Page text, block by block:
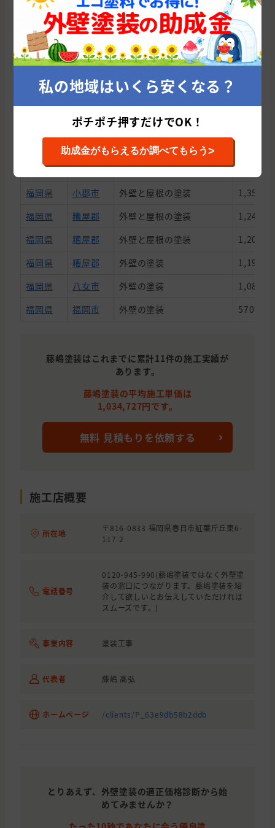
藤嶋塗装は累計11件の施工実績があり、平均施工金額は
1,034,727円です。
都道府県 市区町村 施工内容
契約金額
福岡県
太宰府市 外壁と屋根の塗装
福岡市 外壁の塗装
糟屋郡 外壁の塗装
福岡県
春日市 外壁と屋根の塗装
福岡県
小郡市 外壁と屋根の塗装
福岡県
糟屋郡 外壁と屋根の塗装
福岡県
糟屋郡 外壁と屋根の塗装
福岡県
糟屋郡 外壁の塗装
福岡県
八女市 外壁の塗装
福岡県
福岡市 外壁の塗装 570,000
藤嶋塗装はこれまでに累計11件の施工実績が
あります。
藤嶋塗装の平均施工単価は
1,034,727円です。
無料 見積もりを依頼する
施工店概要
所在地
〒816-0833 福岡県春日市紅葉斤丘東6-
117-2
電話番号
0120-945-990(藤嶋塗装ではなく外壁塗
装の窓口につながります。藤嶋塗装を紹
介して欲しいとお伝えしていただければ
スムーズです。)
事業内容 塗装工事
代表者 藤嶋 高弘
ホームページ /clients/P_63e9db58b2ddb
とりあえず、外壁塗装の適正価格診断から始
めてみませんか？
私の地域はいくら安くなる？
ポチポチ押すだけでOK！
助成金がもらえるか調べてもらう>